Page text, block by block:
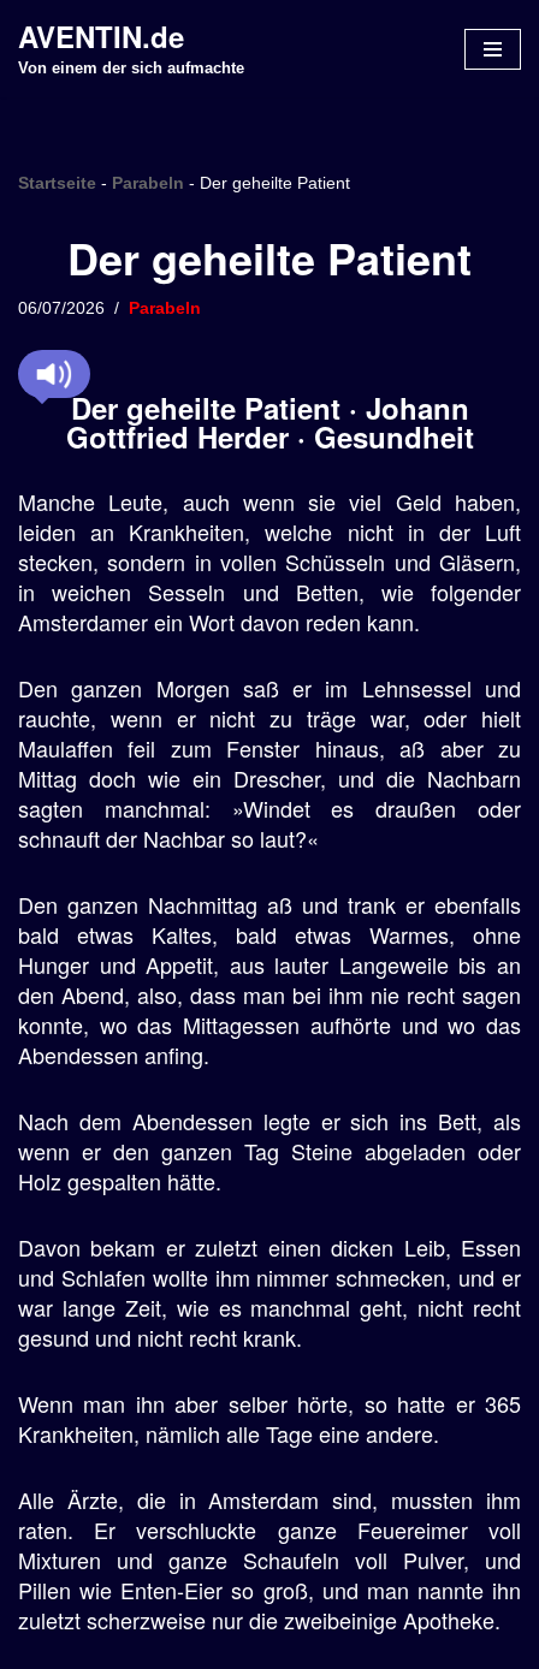
Z
n
p
r
e
n
AVENTIN.de
Von einem der sich aufmachte
Startseite - Parabeln - Der geheilte Patient
Der geheilte Patient
06/07/2026 Parabeln
Der geheilte Patient · Johann
Gottfried Herder · Gesundheit
Manche Leute, auch wenn sie viel Geld haben,
leiden an Krankheiten, welche nicht in der Luft
stecken, sondern in vollen Schüsseln und Gläsern,
in weichen Sesseln und Betten, wie folgender
Amsterdamer ein Wort davon reden kann.
Den ganzen Morgen saß er im Lehnsessel und
rauchte, wenn er nicht zu träge war, oder hielt
Maulaffen feil zum Fenster hinaus, aß aber zu
Mittag doch wie ein Drescher, und die Nachbarn
sagten manchmal: »Windet es draußen oder
schnauft der Nachbar so laut?«
Den ganzen Nachmittag aß und trank er ebenfalls
bald etwas Kaltes, bald etwas Warmes, ohne
Hunger und Appetit, aus lauter Langeweile bis an
den Abend, also, dass man bei ihm nie recht sagen
konnte, wo das Mittagessen aufhörte und wo das
Abendessen anfing.
Nach dem Abendessen legte er sich ins Bett, als
wenn er den ganzen Tag Steine abgeladen oder
Holz gespalten hätte.
Davon bekam er zuletzt einen dicken Leib, Essen
und Schlafen wollte ihm nimmer schmecken, und er
war lange Zeit, wie es manchmal geht, nicht recht
gesund und nicht recht krank.
Wenn man ihn aber selber hörte, so hatte er 365
Krankheiten, nämlich alle Tage eine andere.
Alle Ärzte, die in Amsterdam sind, mussten ihm
raten. Er verschluckte ganze Feuereimer voll
Mixturen und ganze Schaufeln voll Pulver, und
Pillen wie Enten-Eier so groß, und man nannte ihn
zuletzt scherzweise nur die zweibeinige Apotheke.